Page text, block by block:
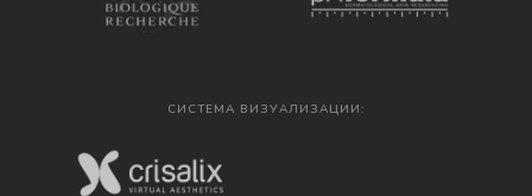
СИСТЕМА ВИЗУАЛИЗАЦИИ: